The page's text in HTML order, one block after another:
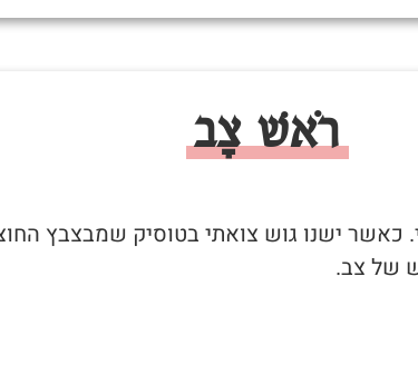
רֹאשׁ צָב
כאשר ישנו גוש צואתי בטוסיק שמבצבץ
של צב.